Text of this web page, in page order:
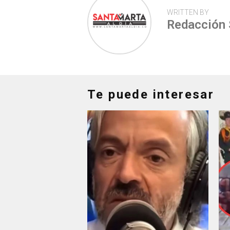
WRITTEN BY
Redacción
Te puede interesar